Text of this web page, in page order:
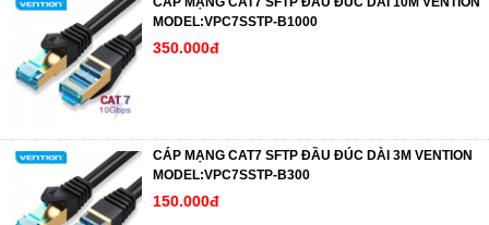
MODEL:VPC7SSTP-B1000
350.000đ
CÁP MẠNG CAT7 SFTP ĐẦU ĐÚC DÀI 3M VENTION
MODEL:VPC7SSTP-B300
150.000đ